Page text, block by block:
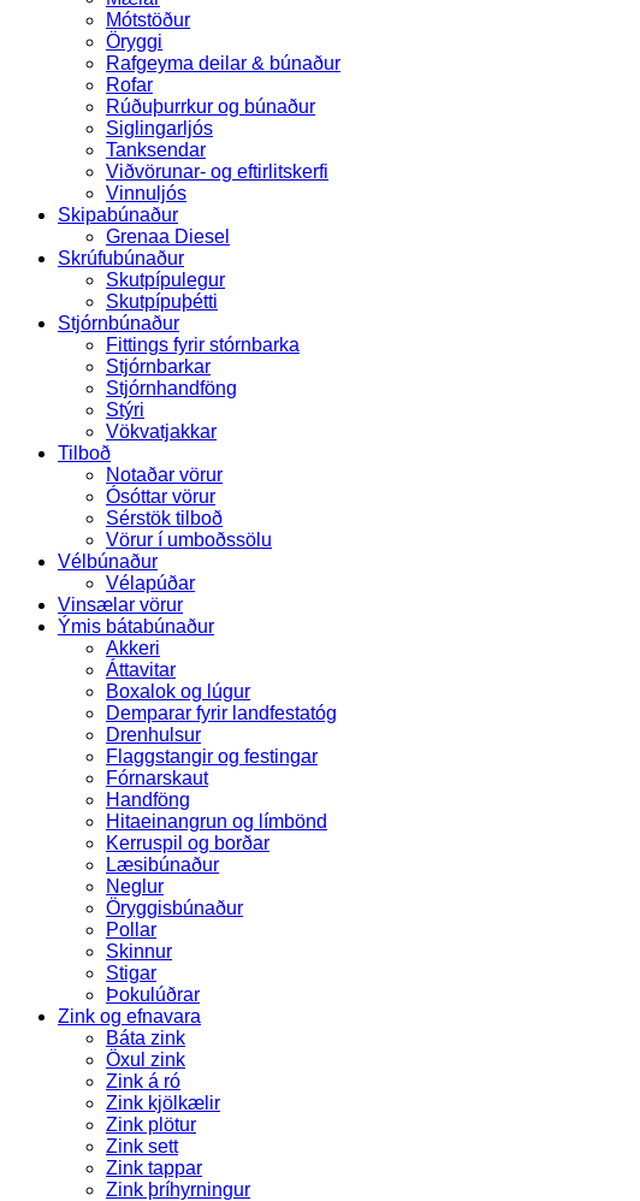
Mótstöður
Öryggi
Rafgeyma deilar & búnaður
Rofar
Rúðuþurrkur og búnaður
Siglingarljós
Tanksendar
Viðvörunar- og eftirlitskerfi
Vinnuljós
Skipabúnaður
Grenaa Diesel
Skrúfubúnaður
Skutpípulegur
Skutpípuþétti
Stjórnbúnaður
Fittings fyrir stórnbarka
Stjórnbarkar
Stjórnhandföng
Stýri
Vökvatjakkar
Tilboð
Notaðar vörur
Ósóttar vörur
Sérstök tilboð
Vörur í umboðssölu
Vélbúnaður
Vélapúðar
Vinsælar vörur
Ýmis bátabúnaður
Akkeri
Áttavitar
Boxalok og lúgur
Demparar fyrir landfestatóg
Drenhulsur
Flaggstangir og festingar
Fórnarskaut
Handföng
Hitaeinangrun og límbönd
Kerruspil og borðar
Læsibúnaður
Neglur
Öryggisbúnaður
Pollar
Skinnur
Stigar
Þokulúðrar
Zink og efnavara
Báta zink
Öxul zink
Zink á ró
Zink kjölkælir
Zink plötur
Zink sett
Zink tappar
Zink þríhyrningur